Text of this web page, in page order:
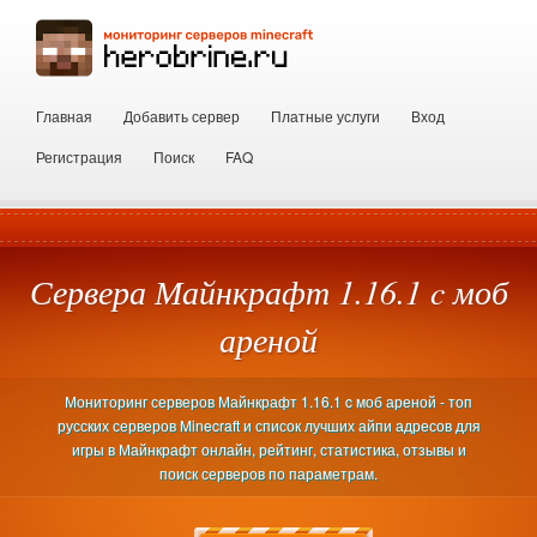
Главная Добавить сервер Платные услуги
Вход
Регистрация
Поиск FAQ
Сервера Майнкрафт 1.16.1 c моб
ареной
Мониторинг серверов Майнкрафт 1.16.1 c моб ареной - топ
русских серверов Minecraft и список лучших айпи адресов для
игры в Майнкрафт онлайн, рейтинг, статистика, отзывы и
поиск серверов по параметрам.